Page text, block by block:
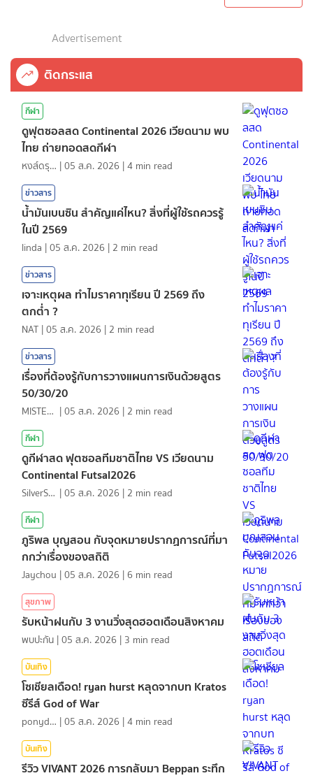
Advertisement
ติดกระแส
กีฬา
ดูฟุตซอลสด Continental 2026 เวียดนาม พบ
ไทย ถ่ายทอดสดกีฬา
หงส์ดรุณ |05 ส.ค. 2026 |4 min read
ข่าวสาร
น้ำมันเบนซิน สำคัญแค่ไหน? สิ่งที่ผู้ใช้รถควรรู้
ในปี 2569
linda |05 ส.ค. 2026 | 2 min read
ข่าวสาร
เจาะเหตุผล ทำไมราคาทุเรียน ปี 2569 ถึง
ตกต่ำ ?
NAT |05 ส.ค. 2026 | 2 min read
ข่าวสาร
เรื่องที่ต้องรู้กับการวางแผนการเงินด้วยสูตร
50/30/20
MISTER1997 |05 ส.ค. 2026 | 2 min read
กีฬา
ดูกีฬาสด ฟุตซอลทีมชาติไทย VS เวียดนาม
Continental Futsal2026
SilverShark |05 ส.ค. 2026 | 2 min read
กีฬา
ภูริพล บุญสอน กับจุดหมายปรากฏการณ์ที่มา
กกว่าเรื่องของสถิติ
Jaychou |05 ส.ค. 2026 | 6 min read
สุขภาพ
รับหน้าฝนกับ 3 งานวิ่งสุดฮอตเดือนสิงหาคม
พบปะกัน |05 ส.ค. 2026 | 3 min read
บันเทิง
โซเชียลเดือด! ryan hurst หลุดจากบท Kratos
ซีรีส์ God of War
ponydiary |05 ส.ค. 2026 |4 min read
บันเทิง
รีวิว VIVANT 2026 การกลับมา Beppan ระทึก